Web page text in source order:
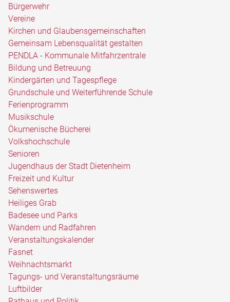
Bürgerwehr
Vereine
Kirchen und Glaubensgemeinschaften
Gemeinsam Lebensqualität gestalten
PENDLA - Kommunale Mitfahrzentrale
Bildung und Betreuung
Kindergärten und Tagespflege
Grundschule und Weiterführende Schule
Ferienprogramm
Musikschule
Ökumenische Bücherei
Volkshochschule
Senioren
Jugendhaus der Stadt Dietenheim
Freizeit und Kultur
Sehenswertes
Heiliges Grab
Badesee und Parks
Wandern und Radfahren
Veranstaltungskalender
Fasnet
Weihnachtsmarkt
Tagungs- und Veranstaltungsräume
Luftbilder